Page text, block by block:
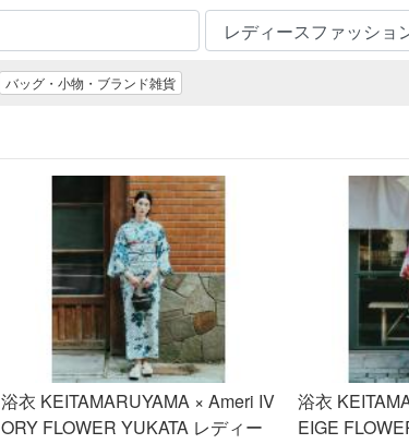
バッグ・小物・ブランド雑貨
浴衣 KEITAMARUYAMA × Ameri IV
ORY FLOWER YUKATA レディー
浴衣
EIGE